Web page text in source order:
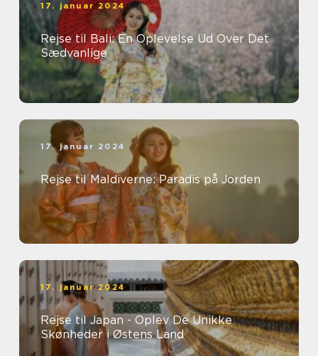
17. januar 2024
Rejse til Bali: En Oplevelse Ud Over Det
Sædvanlige
17. januar 2024
Rejse til Maldiverne: Paradis på Jorden
17. januar 2024
Rejse til Japan - Oplev De Unikke
Skønheder i Østens Land